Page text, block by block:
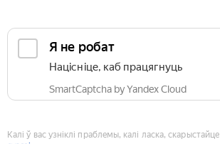
Я не робат
Націсніце, каб працягнуць
SmartCaptcha by Yandex Cloud
Калі ў вас узніклі праблемы, калі ласка, скарыстайце